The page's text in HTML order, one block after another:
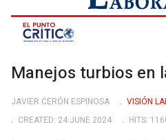
Manejos turbios en
JAVIER CERÓN ESPINOSA
VISIÓN
CREATED: 24 JUNE 2024
HITS: